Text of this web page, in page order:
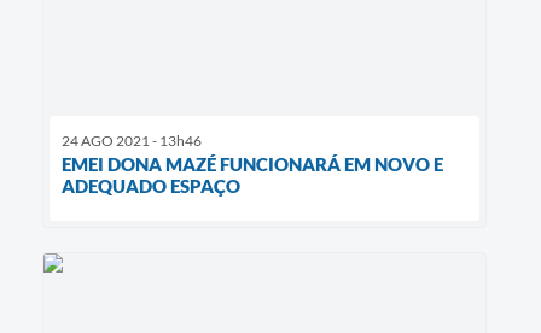
24 AGO 2021 - 13h46
EMEI DONA MAZÉ FUNCIONARÁ EM NOVO E
ADEQUADO ESPAÇO